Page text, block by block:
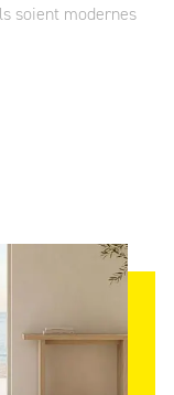
soient modernes